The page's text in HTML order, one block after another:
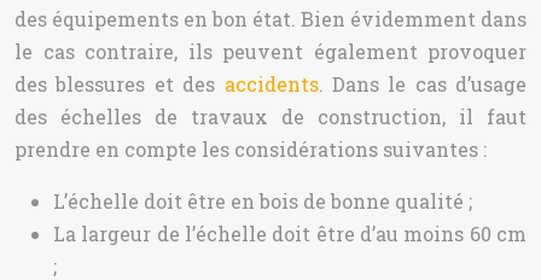
des équipements en bon état. Bien évidemment dans
le cas contraire, ils peuvent également provoquer
des blessures et des accidents. Dans le cas d’usage
des échelles de travaux de construction, il faut
prendre en compte les considérations suivantes :
L’échelle doit être en bois de bonne qualité ;
La largeur de l’échelle doit être d’au moins 60 cm
;